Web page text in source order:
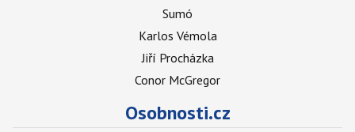
Sumó
Karlos Vémola
Jiří Procházka
Conor McGregor
Osobnosti.cz